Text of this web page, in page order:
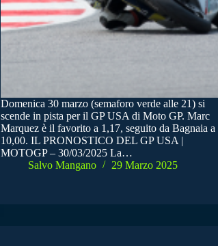
Domenica 30 marzo (semaforo verde alle 21) si
scende in pista per il GP USA di Moto GP. Marc
Marquez è il favorito a 1,17, seguito da Bagnaia a
10,00. IL PRONOSTICO DEL GP USA |
MOTOGP – 30/03/2025 La…
Salvo Mangano
29 Marzo 2025